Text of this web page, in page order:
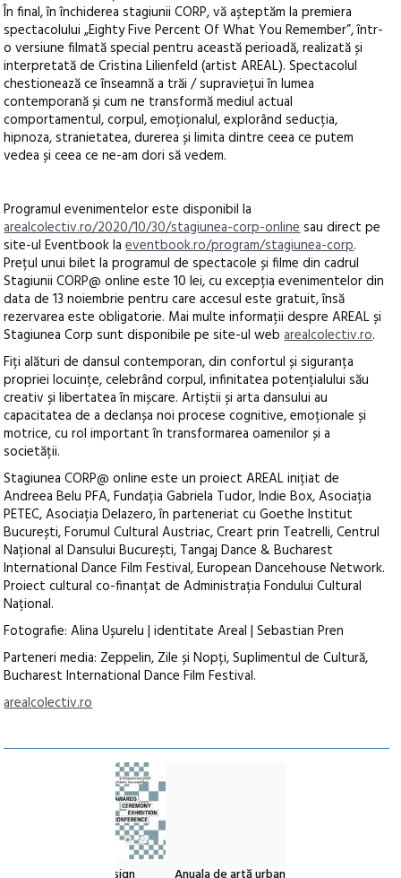
În final, în închiderea stagiunii CORP, vă așteptăm la premiera
spectacolului „Eighty Five Percent Of What You Remember”, într-
o versiune filmată special pentru această perioadă, realizată și
interpretată de Cristina Lilienfeld (artist AREAL). Spectacolul
chestionează ce înseamnă a trăi / supraviețui în lumea
contemporană și cum ne transformă mediul actual
comportamentul, corpul, emoționalul, explorând seducția,
hipnoza, stranietatea, durerea și limita dintre ceea ce putem
vedea și ceea ce ne-am dori să vedem.
Programul evenimentelor este disponibil la
arealcolectiv.ro/2020/10/30/stagiunea-corp-onlinesau direct pe
site-ul Eventbook laeventbook.ro/program/stagiunea-corp.
Prețul unui bilet la programul de spectacole și filme din cadrul
Stagiunii CORP@ online este 10 lei, cu excepția evenimentelor din
data de 13 noiembrie pentru care accesul este gratuit, însă
rezervarea este obligatorie. Mai multe informații despre AREAL și
Stagiunea Corp sunt disponibile pe site-ul webarealcolectiv.ro.
Fiți alături de dansul contemporan, din confortul și siguranța
propriei locuințe, celebrând corpul, infinitatea potențialului său
creativ și libertatea în mișcare. Artiștii și arta dansului au
capacitatea de a declanșa noi procese cognitive, emoționale și
motrice, cu rol important în transformarea oamenilor și a
societății.
Stagiunea CORP@ online este un proiect AREAL inițiat de
Andreea Belu PFA, Fundația Gabriela Tudor, Indie Box, Asociația
PETEC, Asociația Delazero, în parteneriat cu Goethe Institut
București, Forumul Cultural Austriac, Creart prin Teatrelli, Centrul
Național al Dansului București, Tangaj Dance & Bucharest
International Dance Film Festival, European Dancehouse Network.
Proiect cultural co-finanțat de Administrația Fondului Cultural
Național.
Fotografie: Alina Ușurelu | identitate Areal | Sebastian Pren
Parteneri media: Zeppelin, Zile și Nopți, Suplimentul de Cultură,
Bucharest International Dance Film Festival.
arealcolectiv.ro